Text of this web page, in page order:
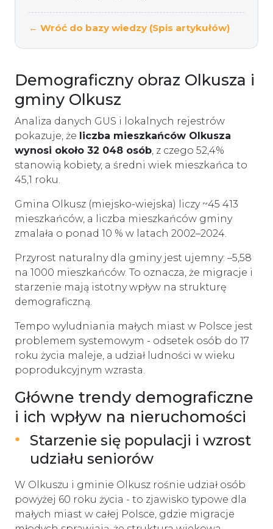
← Wróć do bazy wiedzy (Spis artykułów)
Demograficzny obraz Olkusza i
gminy Olkusz
Analiza danych GUS i lokalnych rejestrów
pokazuje, że liczba mieszkańców Olkusza
wynosi około 32 048 osób , z czego 52,4%
stanowią kobiety, a średni wiek mieszkańca to
45,1 roku.
Gmina Olkusz (miejsko-wiejska) liczy ~45 413
mieszkańców, a liczba mieszkańców gminy
zmalała o ponad 10 % w latach 2002–2024.
Przyrost naturalny dla gminy jest ujemny: –5,58
na 1000 mieszkańców. To oznacza, że migracje i
starzenie mają istotny wpływ na strukturę
demograficzną.
Tempo wyludniania małych miast w Polsce jest
problemem systemowym - odsetek osób do 17
roku życia maleje, a udział ludności w wieku
poprodukcyjnym wzrasta.
Główne trendy demograficzne
i ich wpływ na nieruchomości
Starzenie się populacji i wzrost
udziału seniorów
W Olkuszu i gminie Olkusz rośnie udział osób
powyżej 60 roku życia - to zjawisko typowe dla
małych miast w całej Polsce, gdzie migracje